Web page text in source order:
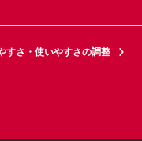
すさ・使いやすさの調整